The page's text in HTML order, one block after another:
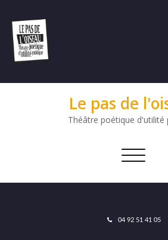
Le pas de
Théâtre poétique d'utilité
Afficher/
04 92 51 41 05